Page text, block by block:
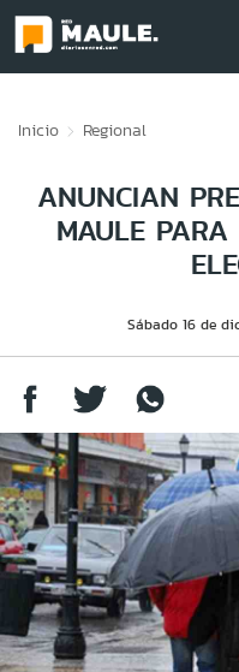
Inicio Regional
ANUNCIAN
MAULE PARA
Sábado 16 de